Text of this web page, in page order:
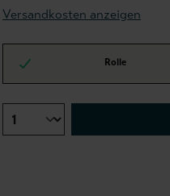
Versandkosten anzeigen
Rolle